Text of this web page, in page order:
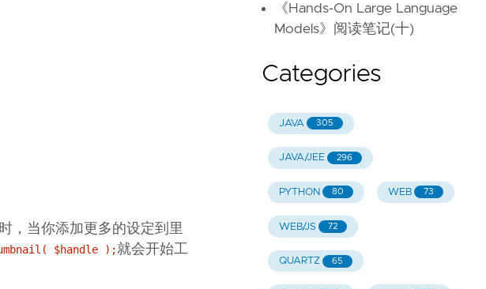
，当你添加更多的设定到里
$handle );就会开始工
《Hands-On Large Language
Models》阅读笔记(十)
Categories
JAVA 305
JAVA/JEE 296
PYTHON 80 WEB 73
WEB/JS 72
QUARTZ 65